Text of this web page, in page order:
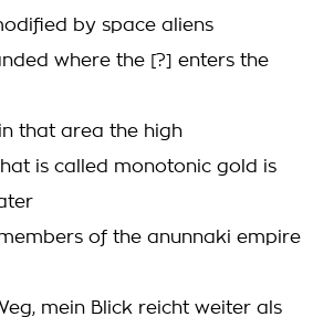
by space aliens
where the [?] enters the
that area the high
is called monotonic gold is
of the anunnaki empire
mein Blick reicht weiter als